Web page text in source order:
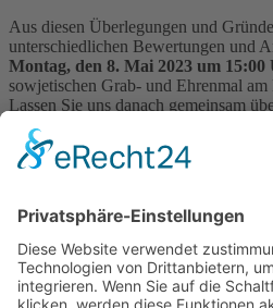
Aus diesen Überlegungen und
unterschiedlichen Bewertungen und
Montag, den 8. Mai 2023 um 15:00
sowjetischen Grab- und Ehrenmal
Lassen Sie uns danach gemeinsam
Gedenksteinen für gefallene
gehen und an der Gedenkstätte für
Herrental den Rundgang beenden. In
Roland Dantz